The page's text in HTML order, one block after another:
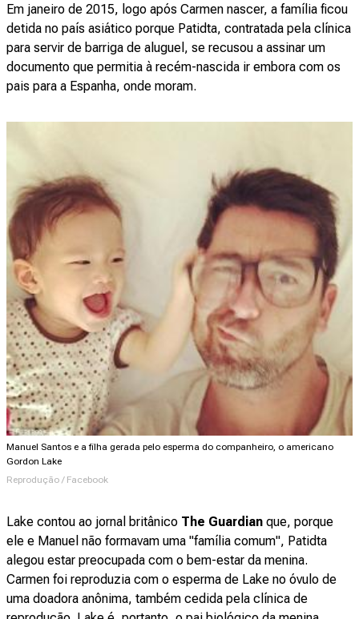
Em janeiro de 2015, logo após Carmen nascer, a família ficou
detida no país asiático porque Patidta, contratada pela clínica
para servir de barriga de aluguel, se recusou a assinar um
documento que permitia à recém-nascida ir embora com os
pais para a Espanha, onde moram.
Manuel Santos e a filha gerada pelo esperma do companheiro, o americano
Gordon Lake
Reprodução / Facebook
Lake contou ao jornal britânico The Guardian que, porque
ele e Manuel não formavam uma "família comum", Patidta
alegou estar preocupada com o bem-estar da menina.
Carmen foi reproduzia com o esperma de Lake no óvulo de
uma doadora anônima, também cedida pela clínica de